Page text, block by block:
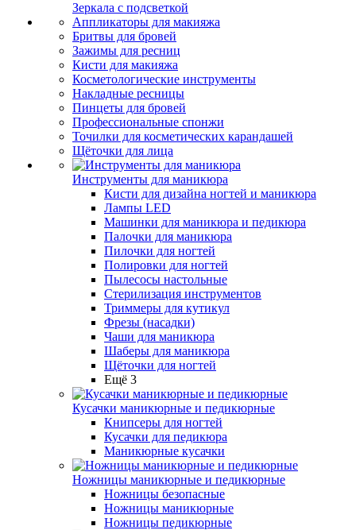
Зеркала с подсветкой
Аппликаторы для макияжа
Бритвы для бровей
Зажимы для ресниц
Кисти для макияжа
Косметологические инструменты
Накладные ресницы
Пинцеты для бровей
Профессиональные спонжи
Точилки для косметических карандашей
Щёточки для лица
Инструменты для маникюра
Кисти для дизайна ногтей и маникюра
Лампы LED
Машинки для маникюра и педикюра
Палочки для маникюра
Пилочки для ногтей
Полировки для ногтей
Пылесосы настольные
Стерилизация инструментов
Триммеры для кутикул
Фрезы (насадки)
Чаши для маникюра
Шаберы для маникюра
Щёточки для ногтей
Ещё 3
Кусачки маникюрные и педикюрные
Книпсеры для ногтей
Кусачки для педикюра
Маникюрные кусачки
Ножницы маникюрные и педикюрные
Ножницы безопасные
Ножницы маникюрные
Ножницы педикюрные